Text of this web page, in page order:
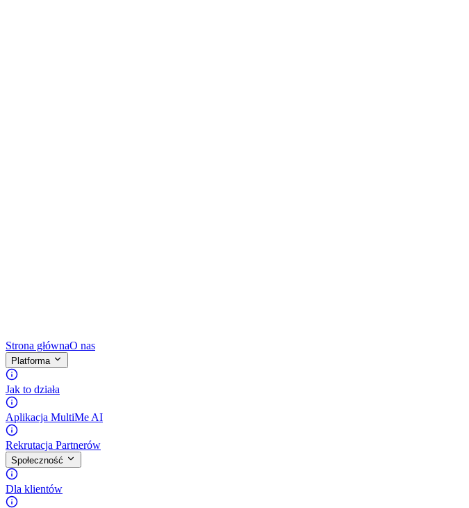
Strona głównaO nas
Platforma
Jak to działa
Aplikacja MultiMe AI
Rekrutacja Partnerów
Społeczność
Dla klientów